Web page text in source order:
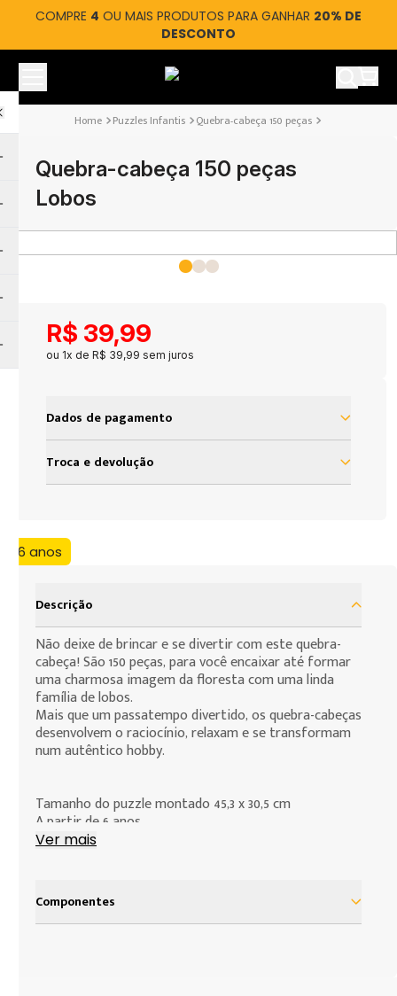
COMPRE 4 OU MAIS PRODUTOS PARA GANHAR 20% DE
DESCONTO
Ver
Puzzles Infantis Quebra-cabeça 150 peças
Quebra-cabeça 150 peças
Lobos
R$ 39,99
ou 1x de R$ 39,99 sem juros
Dados de pagamento
à vista R$ 39,99
Troca e devolução
Assim, definimos uma política de troca e devolução
baseada no código de defesa do consumidor que
presentes condições são as cláusulas de
contratação por adesão que você, consumidor,
deve assumir para efeito da compra de produtos
que deseja fazer.
+6 anos
Descrição
Não deixe de brincar e se divertir com este quebra-
cabeça! São 150 peças, para você encaixar até formar
uma charmosa imagem da floresta com uma linda
família de lobos.
Mais que um passatempo divertido, os quebra-cabeças
desenvolvem o raciocínio, relaxam e se transformam
num autêntico hobby.
Tamanho do puzzle montado 45,3 x 30,5 cm
A partir de 6 anos
Ver mais
Componentes